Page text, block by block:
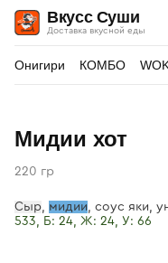
Вкусс Суши
Доставка вкусной еды
Онигири КОМБО
Мидии хот
220 гр
Сыр, мидии, соус яки,
533, Б: 24, Ж: 24, У: 66
товара